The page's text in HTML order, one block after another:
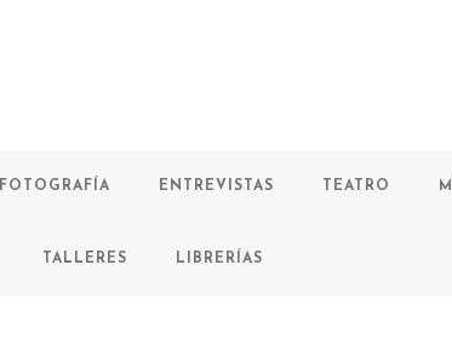
FOTOGRAFÍA ENTREVISTAS TEATRO
TALLERES LIBRERÍAS